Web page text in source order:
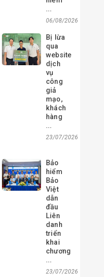
...
06/08/2026
Bị lừa
qua
website
dịch
vụ
công
giả
mạo,
khách
hàng
...
23/07/2026
Bảo
hiểm
Bảo
Việt
dẫn
đầu
Liên
danh
triển
khai
chương
...
23/07/2026